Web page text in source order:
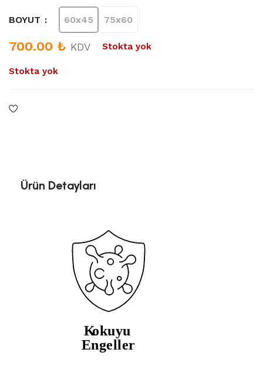
BOYUT 60x45 75x60
700.00 ₺ KDV Stokta yok
Stokta yok
Ürün Detayları